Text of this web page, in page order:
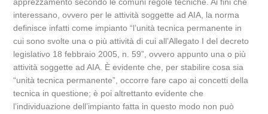
interessano, ovvero per le attività soggette ad AIA, la norma
definisce infatti come impianto “l’unità tecnica permanente in
cui sono svolte una o più attività di cui all’Allegato I del decreto
legislativo 18 febbraio 2005, n. 59”, ovvero appunto una o più
attività soggette ad AIA. È evidente che, per stabilire cosa sia
“unità tecnica permanente”, occorre fare capo ai concetti della
tecnica in questione; è poi altrettanto evidente che
l’individuazione dell’impianto fatta in questo modo non può